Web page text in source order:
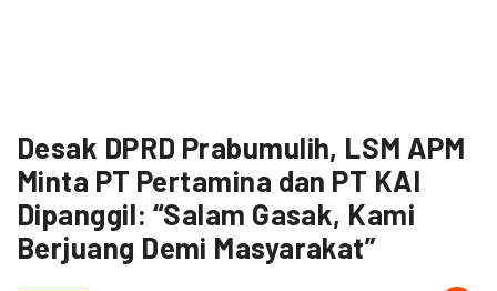
Desak DPRD Prabumulih, LSM APM
Minta PT Pertamina dan PT KAI
Dipanggil: “Salam Gasak, Kami
Berjuang Demi Masyarakat”